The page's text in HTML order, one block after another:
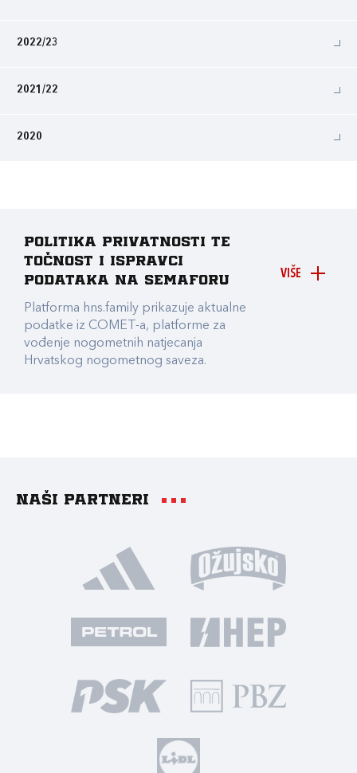
2022/23
2021/22
2020
VIŠE
Politika privatnosti te
točnost i ispravci
podataka na Semaforu
Platforma hns.family prikazuje aktualne
podatke iz COMET-a, platforme za
vođenje nogometnih natjecanja
Hrvatskog nogometnog saveza.
Naši partneri